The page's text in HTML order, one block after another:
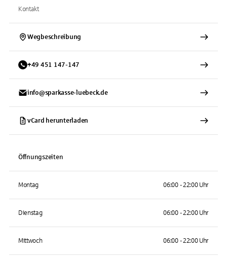
Kontakt
Wegbeschreibung
+49 451 147-147
info@sparkasse-luebeck.de
vCard herunterladen
Öffnungszeiten
Montag 06:00 - 22:00 Uhr
Dienstag 06:00 - 22:00 Uhr
Mittwoch 06:00 - 22:00 Uhr